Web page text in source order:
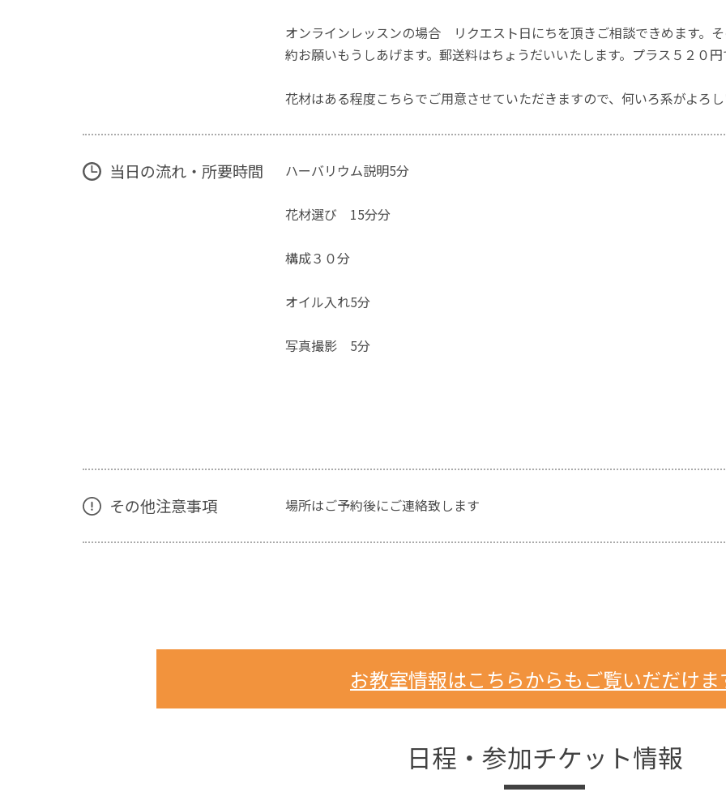
オンラインレッスンの場合 リクエスト日にちを頂きご相談できめます。
約お願いもうしあげます。郵送料はちょうだいいたします。プラス５２０
花材はある程度こちらでご用意させていただきますので、何いろ系がよろ
当日の流れ・所要時間 ハーバリウム説明5分
花材選び 15分分
構成３０分
オイル入れ5分
写真撮影 5分
その他注意事項 場所はご予約後にご連絡致します
お教室情報はこちらからもご覧いだだけま
日程・参加チケット情報